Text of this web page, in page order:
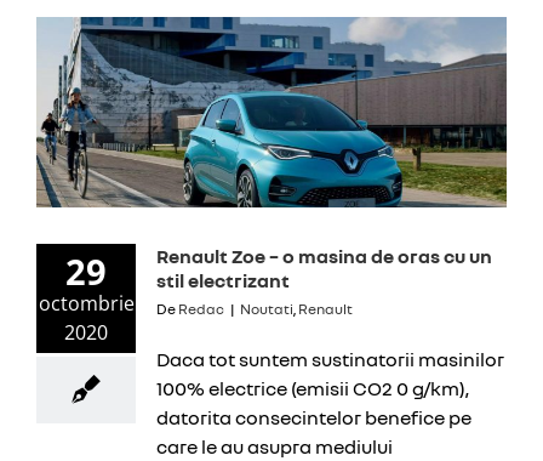
29
octombrie
2020
Renault Zoe – o masina de oras cu un
stil electrizant
De Redac | Noutati, Renault
Daca tot suntem sustinatorii masinilor
100% electrice (emisii CO2 0 g/km),
datorita consecintelor benefice pe
care le au asupra mediului